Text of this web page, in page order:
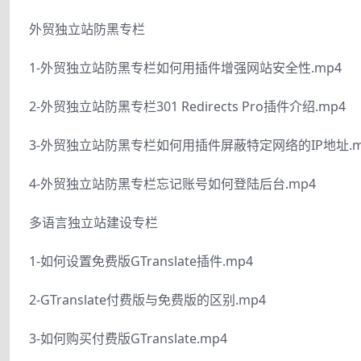
外贸独立站防黑专栏
1-外贸独立站防黑专栏如何用插件增强网站安全性.mp4
2-外贸独立站防黑专栏301 Redirects Pro插件介绍.mp4
3-外贸独立站防黑专栏如何用插件屏蔽特定网络的IP地址
4-外贸独立站防黑专栏忘记账号如何登陆后台.mp4
多语言独立站建设专栏
1-如何设置免费版GTranslate插件.mp4
2-GTranslate付费版与免费版的区别.mp4
3-如何购买付费版GTranslate.mp4